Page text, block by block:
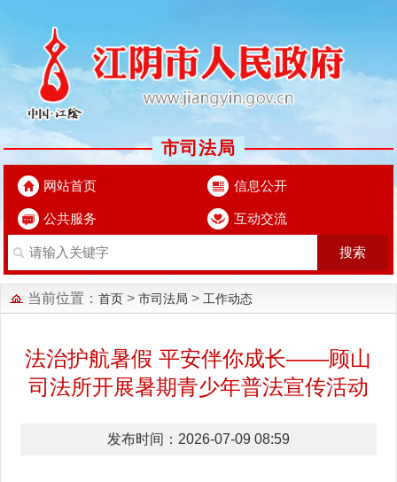
市司法局
网站首页 信息公开
公共服务 互动交流
当前位置： 首页 > 市司法局 > 工作动态
法治护航暑假 平安伴你成长——顾山
司法所开展暑期青少年普法宣传活动
发布时间：2026-07-09 08:59